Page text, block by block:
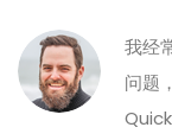
我经
问题